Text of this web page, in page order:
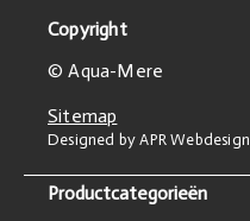
Copyright
© Aqua-Mere
Sitemap
Designed by APR Webdesign
Productcategorieën